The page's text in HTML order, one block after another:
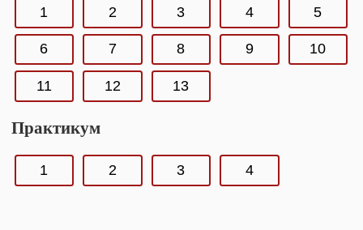
1 2 3 4 5
6 7 8 9 10
11 12 13
Практикум
1 2 3 4